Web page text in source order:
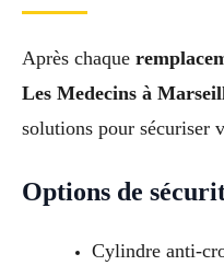
Après chaque
Les Medecins à
solutions pour sécuriser
Options de
Cylindre anti-